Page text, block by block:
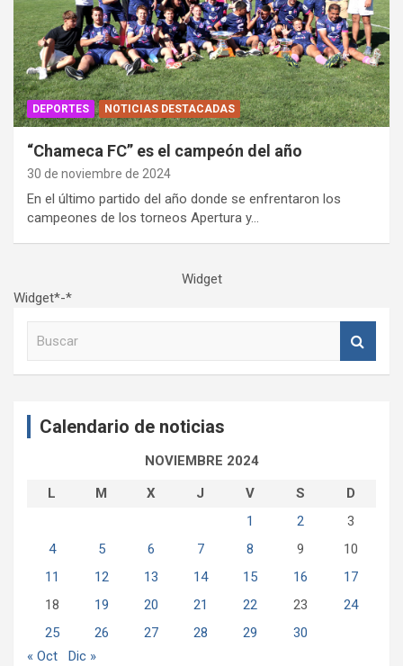
DEPORTES NOTICIAS DESTACADAS
“Chameca FC” es el campeón del año
30 de noviembre de 2024
En el último partido del año donde se enfrentaron los
campeones de los torneos Apertura y…
Widget
Widget*-*
Calendario de noticias
NOVIEMBRE 2024
L
M X J V S
D
1
2
3
4
5 6 7 8 9
10
11
12 13 14 15 16
17
18
19 20 21 22 23
24
25
26 27 28 29
30
« Oct
Dic »